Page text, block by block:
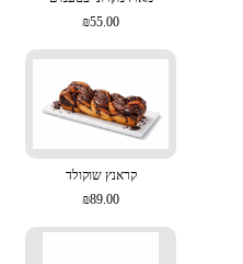
₪55.00
קראנץ שוקולד
₪89.00